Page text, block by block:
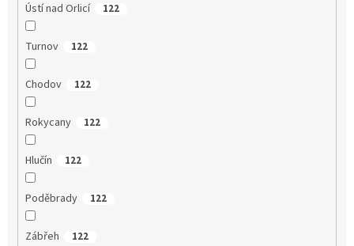
Ústí nad Orlicí 122
Turnov 122
Chodov 122
Rokycany 122
Hlučín 122
Poděbrady 122
Zábřeh 122